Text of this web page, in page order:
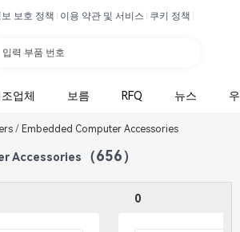
보호 정책 이용 약관 및 서비스 쿠키 정책
입력 부품 번호
업체 보름 RFQ 뉴스
/ Embedded Computer Accessories
Accessories （656）
0